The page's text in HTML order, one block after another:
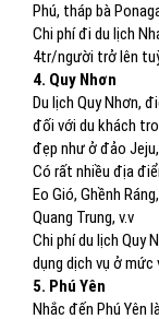
Phú, tháp bà
Chi phí đi du lịch
4tr/người trở lên
4. Quy Nhơn
Du lịch Quy Nhơn,
đối với du khách
đẹp như ở đảo
Có rất nhiều địa
Eo Gió, Ghềnh
Quang Trung, v.v
Chi phí du lịch Quy
dụng dịch vụ ở mức
5. Phú Yên
Nhắc đến Phú Yên